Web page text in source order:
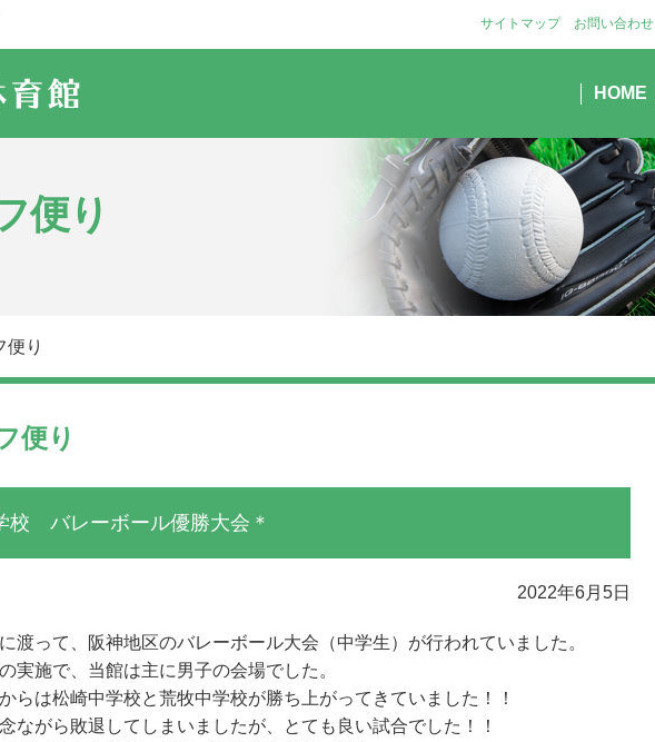
サイトマップ お問い合わせ
HOME
便り
便り
便り
校 バレーボール優勝大会＊
2022年6月5日
渡って、阪神地区のバレーボール大会（中学生）が行われていました。
実施で、当館は主に男子の会場でした。
らは松崎中学校と荒牧中学校が勝ち上がってきていました！！
ながら敗退してしまいましたが、とても良い試合でした！！